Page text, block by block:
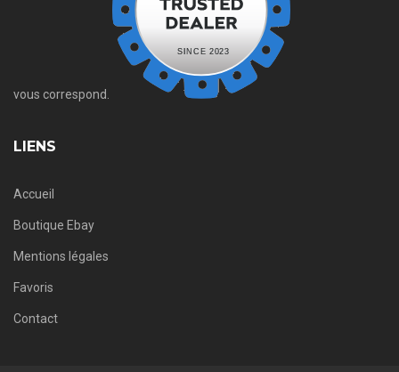
vous correspond.
LIENS
Accueil
Boutique Ebay
Mentions légales
Favoris
Contact